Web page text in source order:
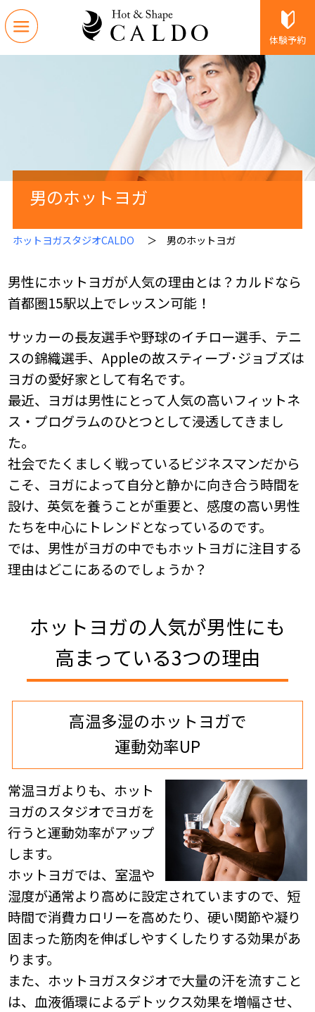
体験予約
男のホットヨガ
ホットヨガスタジオCALDO ＞ 男のホットヨガ
男性にホットヨガが人気の理由とは？カルドなら
首都圏15駅以上でレッスン可能！
サッカーの長友選手や野球のイチロー選手、テニ
スの錦織選手、Appleの故スティーブ･ジョブズは
ヨガの愛好家として有名です。
最近、ヨガは男性にとって人気の高いフィットネ
ス・プログラムのひとつとして浸透してきまし
た。
社会でたくましく戦っているビジネスマンだから
こそ、ヨガによって自分と静かに向き合う時間を
設け、 英気を養うことが重要と、感度の高い男性
たちを中心にトレンドとなっているのです。
では、男性がヨガの中でもホットヨガに注目する
理由はどこにあるのでしょうか？
ホットヨガの人気が男性にも
高まっている3つの理由
高温多湿のホットヨガで
運動効率UP
常温ヨガよりも、ホット
ヨガのスタジオでヨガを
行うと運動効率がアップ
します。
ホットヨガでは、室温や
湿度が通常より高めに設定されていますので、短
時間で消費カロリーを高めたり、硬い関節や凝り
固まった筋肉を伸ばしやすくしたりする効果があ
ります。
また、ホットヨガスタジオで大量の汗を流すこと
は、血液循環によるデトックス効果を増幅させ、